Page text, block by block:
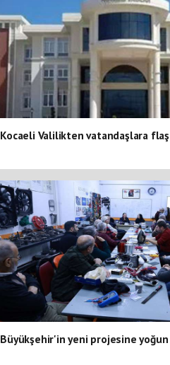
Kocaeli Valilikten vatandaşlara flaş
Büyükşehir'in yeni projesine